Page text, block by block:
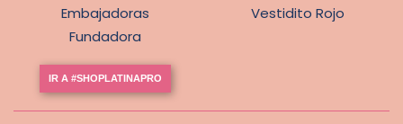
Embajadoras
Fundadora
IR A #SHOPLATINAPRO
Vestidito Rojo